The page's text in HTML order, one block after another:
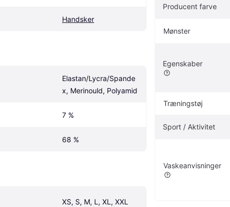
Handsker
Elastan/Lycra/Spande
x, Merinould, Polyamid
7 %
68 %
XS, S, M, L, XL, XXL
Producent farve
Mønster
Egenskaber
Træningstøj
Sport / Aktivitet
Vaskeanvisninger